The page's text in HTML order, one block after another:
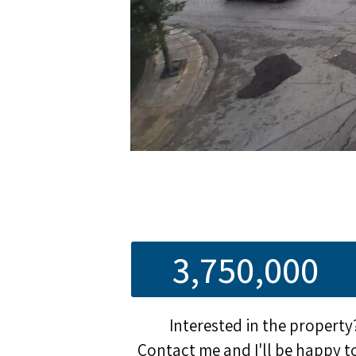
3,750,000
Interested in the
Contact me and I'll be happy